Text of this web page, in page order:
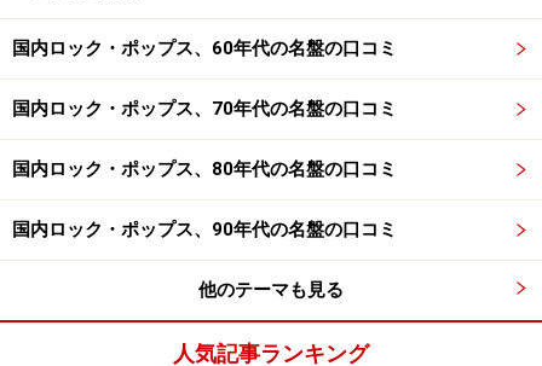
いくつかのレーベルから契約を破棄されたといわれてい
る。さらには英国公安当局から危険分子として監視され
ていたというウワサもある。とにかく色々な意味で関心
を集めた存在だったのだ。
たのが、アルバム『勝手にしやがれ!!』だ。デビューシン
グルの「アナーキー・イン・ザ・UK」を初め、イギリス
国歌をタイトルにした「ゴッド・セイヴ・ザ・クイー
ン」、そして契約破棄したEMIを揶揄した「拝啓EMI殿」
など、巨大なものに対して挑戦状を叩きつけるような内
国内ロック・ポップス、60年代の名盤の口コミ
国内ロック・ポップス、70年代の名盤の口コミ
国内ロック・ポップス、80年代の名盤の口コミ
国内ロック・ポップス、90年代の名盤の口コミ
他のテーマも見る
人気記事ランキング